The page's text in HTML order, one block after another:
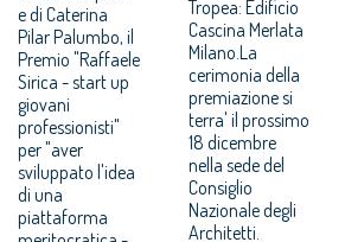
e di Caterina
Pilar Palumbo, il
Premio "Raffaele
Sirica - start up
giovani
professionisti"
per "aver
sviluppato l'idea
di una
piattaforma
Tropea: Edificio
Cascina Merlata
Milano.La
cerimonia della
premiazione si
terra' il prossimo
18 dicembre
nella sede del
Consiglio
Nazionale degli
Architetti.